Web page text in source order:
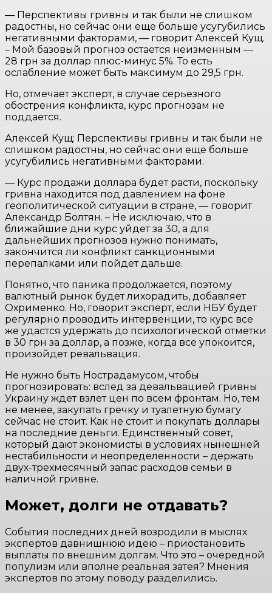
— Перспективы гривны и так были не слишком
радостны, но сейчас они еще больше усугубились
негативными факторами, — говорит Алексей Кущ.
– Мой базовый прогноз остается неизменным —
28 грн за доллар плюс-минус 5%. То есть
ослабление может быть максимум до 29,5 грн.
Но, отмечает эксперт, в случае серьезного
обострения конфликта, курс прогнозам не
поддается.
Алексей Кущ: Перспективы гривны и так были не
слишком радостны, но сейчас они еще больше
усугубились негативными факторами.
— Курс продажи доллара будет расти, поскольку
гривна находится под давлением на фоне
геополитической ситуации в стране, — говорит
Александр Болтян. – Не исключаю, что в
ближайшие дни курс уйдет за 30, а для
дальнейших прогнозов нужно понимать,
закончится ли конфликт санкционными
перепалками или пойдет дальше.
Понятно, что паника продолжается, поэтому
валютный рынок будет лихорадить, добавляет
Охрименко. Но, говорит эксперт, если НБУ будет
регулярно проводить интервенции, то курс все
же удастся удержать до психологической отметки
в 30 грн за доллар, а позже, когда все упокоится,
произойдет ревальвация.
Не нужно быть Нострадамусом, чтобы
прогнозировать: вслед за девальвацией гривны
Украину ждет взлет цен по всем фронтам. Но, тем
не менее, закупать гречку и туалетную бумагу
сейчас не стоит. Как не стоит и покупать доллары
на последние деньги. Единственный совет,
который дают экономисты в условиях нынешней
нестабильности и неопределенности – держать
двух-трехмесячный запас расходов семьи в
наличной гривне.
Может, долги не отдавать?
События последних дней возродили в мыслях
экспертов давнишнюю идею – приостановить
выплаты по внешним долгам. Что это – очередной
популизм или вполне реальная затея? Мнения
экспертов по этому поводу разделились.